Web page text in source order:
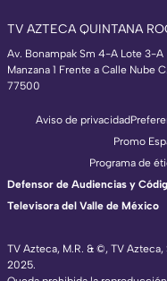
TV AZTECA QUINTANA
Av. Bonampak Sm 4-A Lote 3-A
Manzana 1 Frente a Calle Nube
77500
TV Azteca, M.R. & ©, TV
2025.
Aviso de privacidad
Promo
Programa de
Defensor de Audiencias y
Televisora del Valle de México